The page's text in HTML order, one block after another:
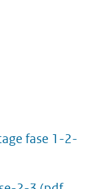
fase 1-2-